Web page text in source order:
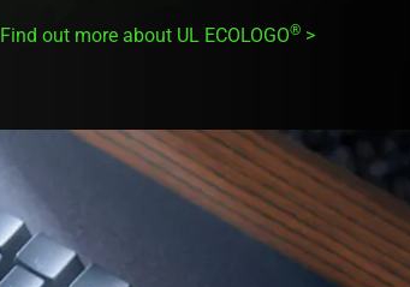
Find out more about UL ECOLOGO®